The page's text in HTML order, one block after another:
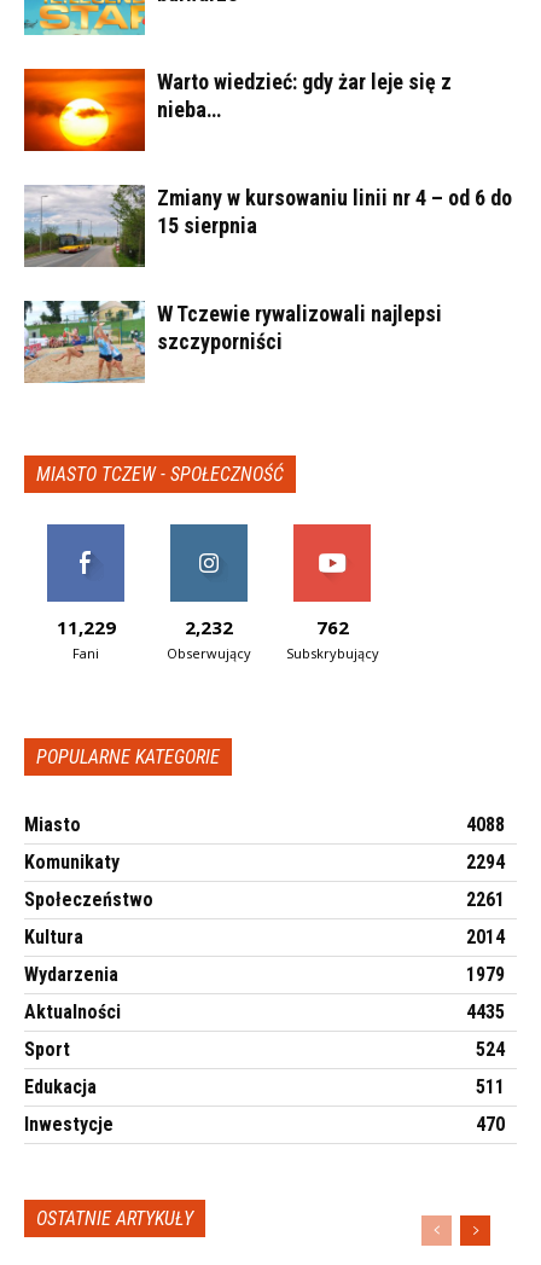
Warto wiedzieć: gdy żar leje się z
nieba…
Zmiany w kursowaniu linii nr 4 – od 6 do
15 sierpnia
W Tczewie rywalizowali najlepsi
szczyporniści
MIASTO TCZEW - SPOŁECZNOŚĆ
11,229
Fani
2,232
Obserwujący
762
Subskrybujący
POPULARNE KATEGORIE
Miasto
4088
Komunikaty
2294
Społeczeństwo
2261
Kultura
2014
Wydarzenia
1979
Aktualności
4435
Sport
524
Edukacja
511
Inwestycje
470
OSTATNIE ARTYKUŁY